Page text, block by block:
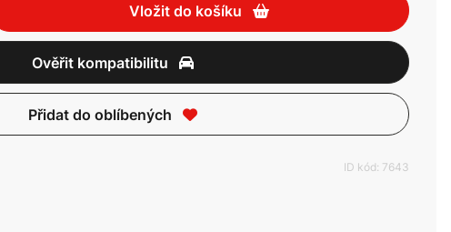
Vložit do košíku
Ověřit kompatibilitu
Přidat do oblíbených
ID kód: 7643